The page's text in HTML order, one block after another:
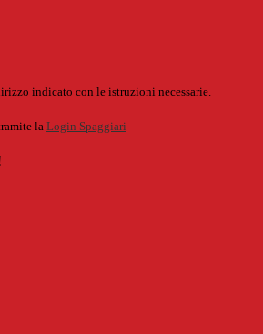
indicato con le istruzioni necessarie.
la Login Spaggiari